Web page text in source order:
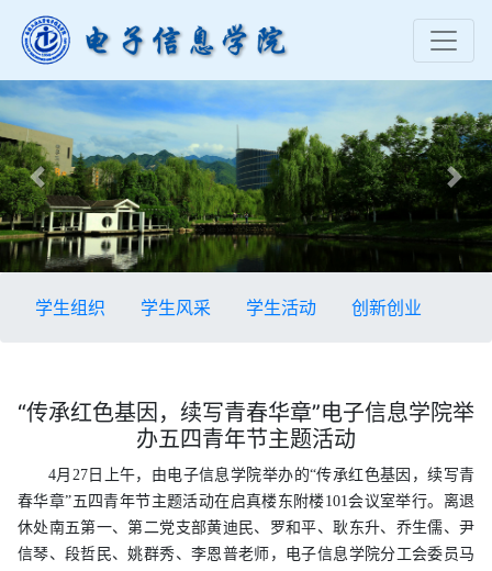
Previous Next
学生组织 学生风采 学生活动 创新创业
“传承红色基因，续写青春华章”电子信息学院举
办五四青年节主题活动
4月27日上午，由电子信息学院举办的“传承红色基因，续写青
春华章”五四青年节主题活动在启真楼东附楼101会议室举行。离退
休处南五第一、第二党支部黄迪民、罗和平、耿东升、乔生儒、尹
信琴、段哲民、姚群秀、李恩普老师，电子信息学院分工会委员马